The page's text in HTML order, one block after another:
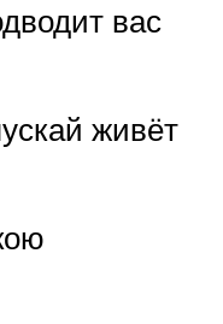
вас
живёт